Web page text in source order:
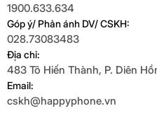
1900.633.634
Góp ý/ Phản ánh DV/ CSKH:
028.73083483
Địa chỉ:
483 Tô Hiến Thành, P. Diên
Email:
cskh@happyphone.vn